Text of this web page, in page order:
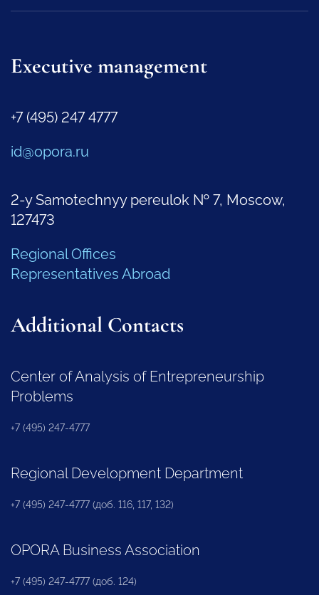
Executive management
+7 (495) 247 4777
id@opora.ru
2-y Samotechnyy pereulok № 7, Moscow,
127473
Regional Offices
Representatives Abroad
Additional Contacts
Center of Analysis of Entrepreneurship
Problems
+7 (495) 247-4777
Regional Development Department
+7 (495) 247-4777 (доб. 116, 117, 132)
OPORA Business Association
+7 (495) 247-4777 (доб. 124)